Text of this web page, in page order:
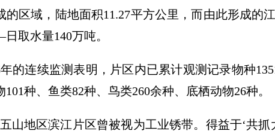
的区域，陆地面积11.27平方公里，而由此形成的
取水量140万吨。
的连续监测表明，片区内已累计观测记录物种
101种、鱼类82种、鸟类260余种、底栖动物26种。
山地区滨江片区曾被视为工业锈带。得益于‘共